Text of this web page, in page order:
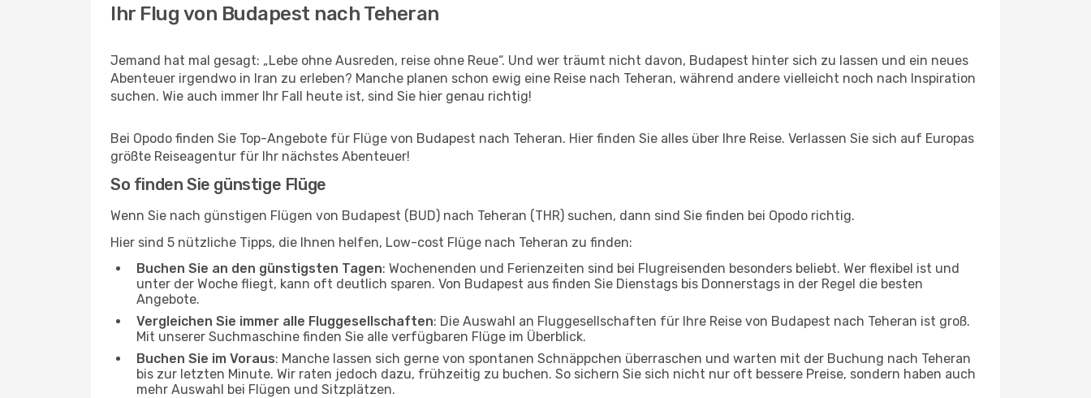
Ihr Flug von Budapest nach Teheran
Jemand hat mal gesagt: „Lebe ohne Ausreden, reise ohne Reue“. Und wer träumt nicht davon, Budapest hinter sich zu lassen und ein neues
Abenteuer irgendwo in Iran zu erleben? Manche planen schon ewig eine Reise nach Teheran, während andere vielleicht noch nach Inspiration
suchen. Wie auch immer Ihr Fall heute ist, sind Sie hier genau richtig!
Bei Opodo finden Sie Top-Angebote für Flüge von Budapest nach Teheran. Hier finden Sie alles über Ihre Reise. Verlassen Sie sich auf Europas
größte Reiseagentur für Ihr nächstes Abenteuer!
So finden Sie günstige Flüge
Wenn Sie nach günstigen Flügen von Budapest (BUD) nach Teheran (THR) suchen, dann sind Sie finden bei Opodo richtig.
Hier sind 5 nützliche Tipps, die Ihnen helfen, Low-cost Flüge nach Teheran zu finden:
Buchen Sie an den günstigsten Tagen: Wochenenden und Ferienzeiten sind bei Flugreisenden besonders beliebt. Wer flexibel ist und
unter der Woche fliegt, kann oft deutlich sparen. Von Budapest aus finden Sie Dienstags bis Donnerstags in der Regel die besten
Angebote.
Vergleichen Sie immer alle Fluggesellschaften: Die Auswahl an Fluggesellschaften für Ihre Reise von Budapest nach Teheran ist groß.
Mit unserer Suchmaschine finden Sie alle verfügbaren Flüge im Überblick.
Buchen Sie im Voraus: Manche lassen sich gerne von spontanen Schnäppchen überraschen und warten mit der Buchung nach Teheran
bis zur letzten Minute. Wir raten jedoch dazu, frühzeitig zu buchen. So sichern Sie sich nicht nur oft bessere Preise, sondern haben auch
mehr Auswahl bei Flügen und Sitzplätzen.